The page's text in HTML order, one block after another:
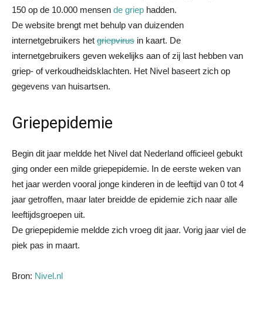
150 op de 10.000 mensen de griep hadden.
De website brengt met behulp van duizenden
internetgebruikers het griepvirus in kaart. De
internetgebruikers geven wekelijks aan of zij last hebben van
griep- of verkoudheidsklachten. Het Nivel baseert zich op
gegevens van huisartsen.
Griepepidemie
Begin dit jaar meldde het Nivel dat Nederland officieel gebukt
ging onder een milde griepepidemie. In de eerste weken van
het jaar werden vooral jonge kinderen in de leeftijd van 0 tot 4
jaar getroffen, maar later breidde de epidemie zich naar alle
leeftijdsgroepen uit.
De griepepidemie meldde zich vroeg dit jaar. Vorig jaar viel de
piek pas in maart.
Bron: Nivel.nl